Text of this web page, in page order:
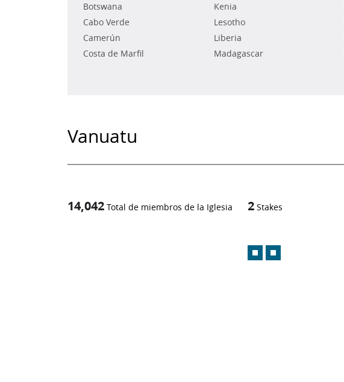
Botswana
Cabo Verde
Camerún
Costa de Marfil
Kenia
Lesotho
Liberia
Madagascar
Vanuatu
14,042 Total de miembros de la Iglesia 2 Stakes